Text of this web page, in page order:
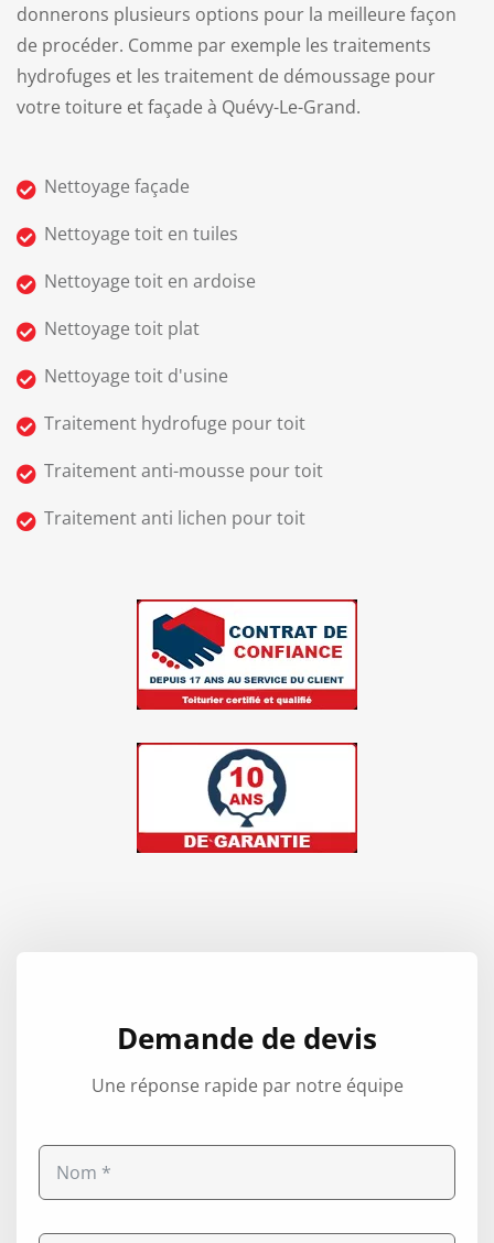
donnerons plusieurs options pour la meilleure façon
de procéder. Comme par exemple les traitements
hydrofuges et les traitement de démoussage pour
votre toiture et façade à Quévy-Le-Grand.
Nettoyage façade
Nettoyage toit en tuiles
Nettoyage toit en ardoise
Nettoyage toit plat
Nettoyage toit d'usine
Traitement hydrofuge pour toit
Traitement anti-mousse pour toit
Traitement anti lichen pour toit
Demande de devis
Une réponse rapide par notre équipe